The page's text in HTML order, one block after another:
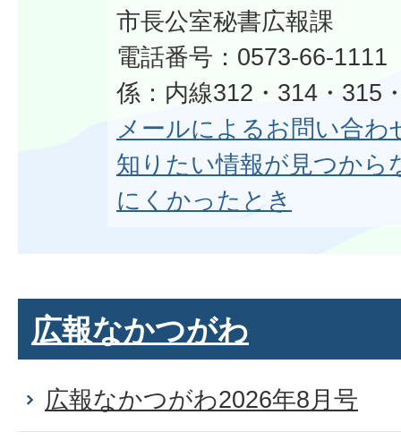
市長公室秘書広報課
電話番号：0573-66-1111
係：内線312・314・315
メールによるお問い合わ
知りたい情報が見つから
にくかったとき
広報なかつがわ
広報なかつがわ2026年8月号